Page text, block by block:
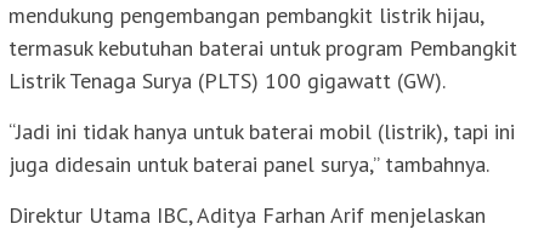
mendukung pengembangan pembangkit listrik hijau,
termasuk kebutuhan baterai untuk program Pembangkit
Listrik Tenaga Surya (PLTS) 100 gigawatt (GW).
“Jadi ini tidak hanya untuk baterai mobil (listrik), tapi ini
juga didesain untuk baterai panel surya,” tambahnya.
Direktur Utama IBC, Aditya Farhan Arif menjelaskan